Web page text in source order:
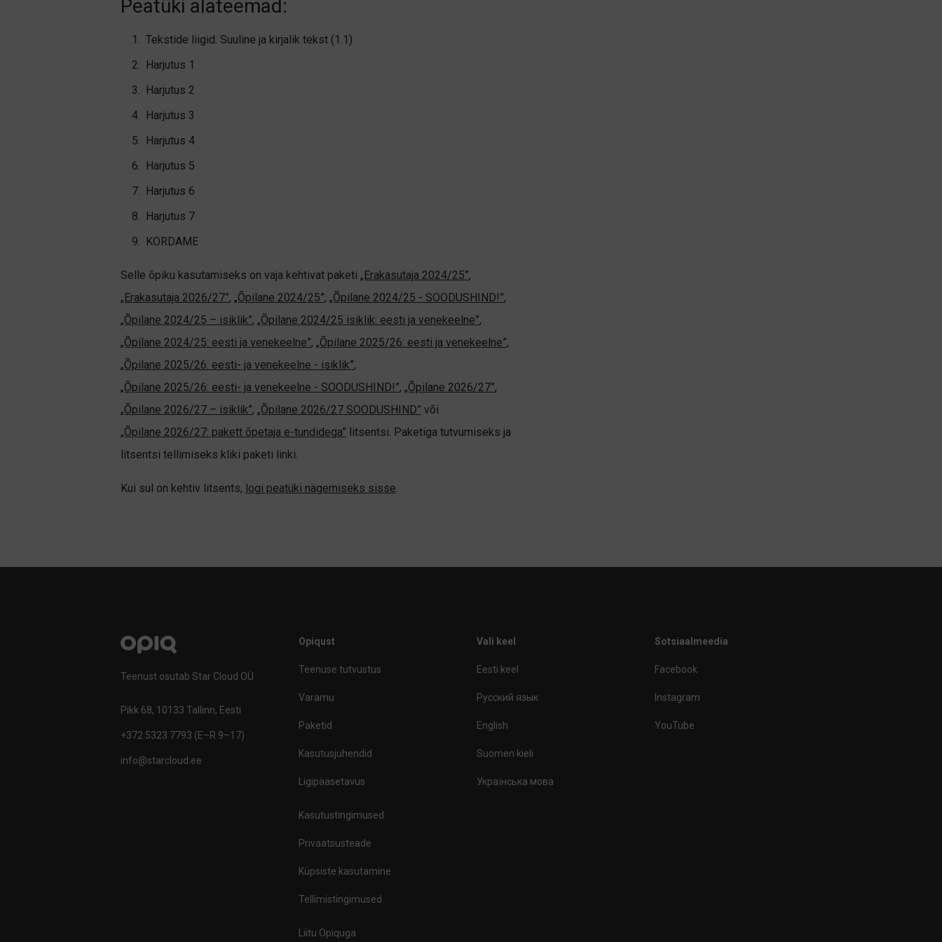
Peatüki alateemad:
Tekstide liigid. Suuline ja kirjalik tekst (1.1)
Harjutus 1
Harjutus 2
Harjutus 3
Harjutus 4
Harjutus 5
Harjutus 6
Harjutus 7
KORDAME
Selle õpiku kasutamiseks on vaja kehtivat paketi „Erakasutaja 2024/25”,
„Erakasutaja 2026/27”, „Õpilane 2024/25”, „Õpilane 2024/25 - SOODUSHIND!”,
„Õpilane 2024/25 – isiklik”, „Õpilane 2024/25 isiklik: eesti ja venekeelne”,
„Õpilane 2024/25: eesti ja venekeelne”, „Õpilane 2025/26: eesti ja venekeelne”,
„Õpilane 2025/26: eesti- ja venekeelne - isiklik”,
„Õpilane 2025/26: eesti- ja venekeelne - SOODUSHIND!”, „Õpilane 2026/27”,
„Õpilane 2026/27 – isiklik”, „Õpilane 2026/27 SOODUSHIND” või
„Õpilane 2026/27: pakett õpetaja e-tundidega” litsentsi. Paketiga tutvumiseks ja
litsentsi tellimiseks kliki paketi linki.
Kui sul on kehtiv litsents, logi peatüki nägemiseks sisse.
Teenust osutab Star Cloud OÜ
Pikk 68, 10133 Tallinn, Eesti
+372 5323 7793 (E–R 9–17)
info@starcloud.ee
Opiqust
Teenuse tutvustus
Varamu
Paketid
Kasutusjuhendid
Ligipääsetavus
Kasutustingimused
Privaatsusteade
Küpsiste kasutamine
Tellimistingimused
Liitu Opiquga
Vali keel
Eesti keel
Русский язык
English
Suomen kieli
Українська мова
Sotsiaalmeedia
Facebook
Instagram
YouTube